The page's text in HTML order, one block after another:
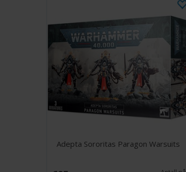
Adepta Sororitas Paragon Warsuits